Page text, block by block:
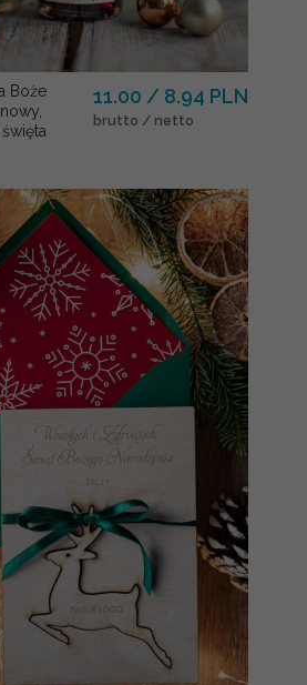
Boże
11.00 / 8.94 PLN
brutto / netto